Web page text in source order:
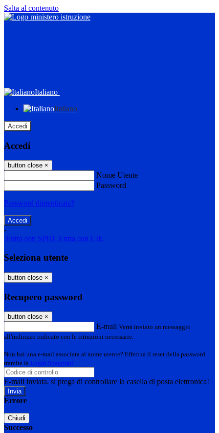
Salta al contenuto
Italiano
Italiano
Accedi
Accedi
button close ×
Nome Utente
Password
Password dimenticata?
-
Entra con SPID Entra con CIE
Seleziona utente
button close ×
Recupero password
button close ×
E-mail Verrà inviato un messaggio
all'indirizzo indicato con le istruzioni necessarie.
Non hai una e-mail associata al nome utente? Effettua il reset della password
tramite la Login Spaggiari
E-mail inviata, si prega di controllare la casella di posta elettronica!
Errore
Chiudi
Successo